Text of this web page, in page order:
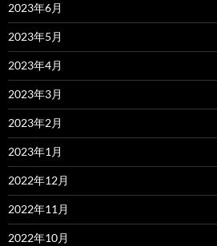
2023年6月
2023年5月
2023年4月
2023年3月
2023年2月
2023年1月
2022年12月
2022年11月
2022年10月